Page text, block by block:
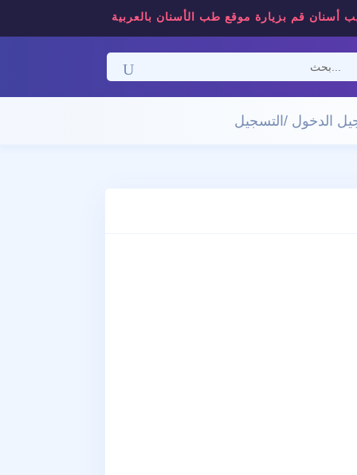
أسنان قم بزيارة موقع طب الأسنان بالعربية
الدخول /التسجيل